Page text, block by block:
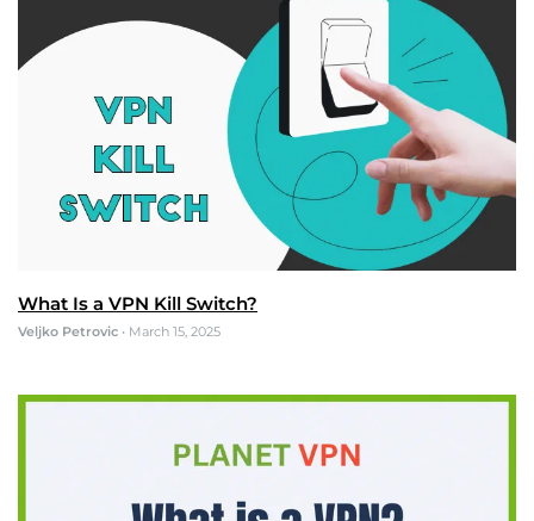
What Is a VPN Kill Switch?
Veljko Petrovic • March 15, 2025